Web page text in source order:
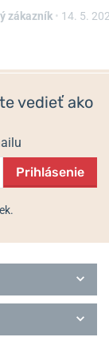
Bunsenstraße
zákazník • 14. 5.
vedieť ako
Prihlásenie